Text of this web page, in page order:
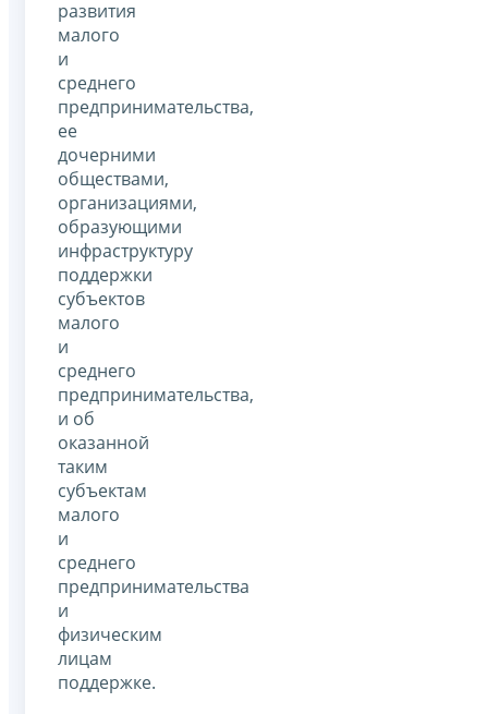
развития
малого
и
среднего
предпринимательства,
ее
дочерними
обществами,
организациями,
образующими
инфраструктуру
поддержки
субъектов
малого
и
среднего
предпринимательства,
и об
оказанной
таким
субъектам
малого
и
среднего
предпринимательства
и
физическим
лицам
поддержке.